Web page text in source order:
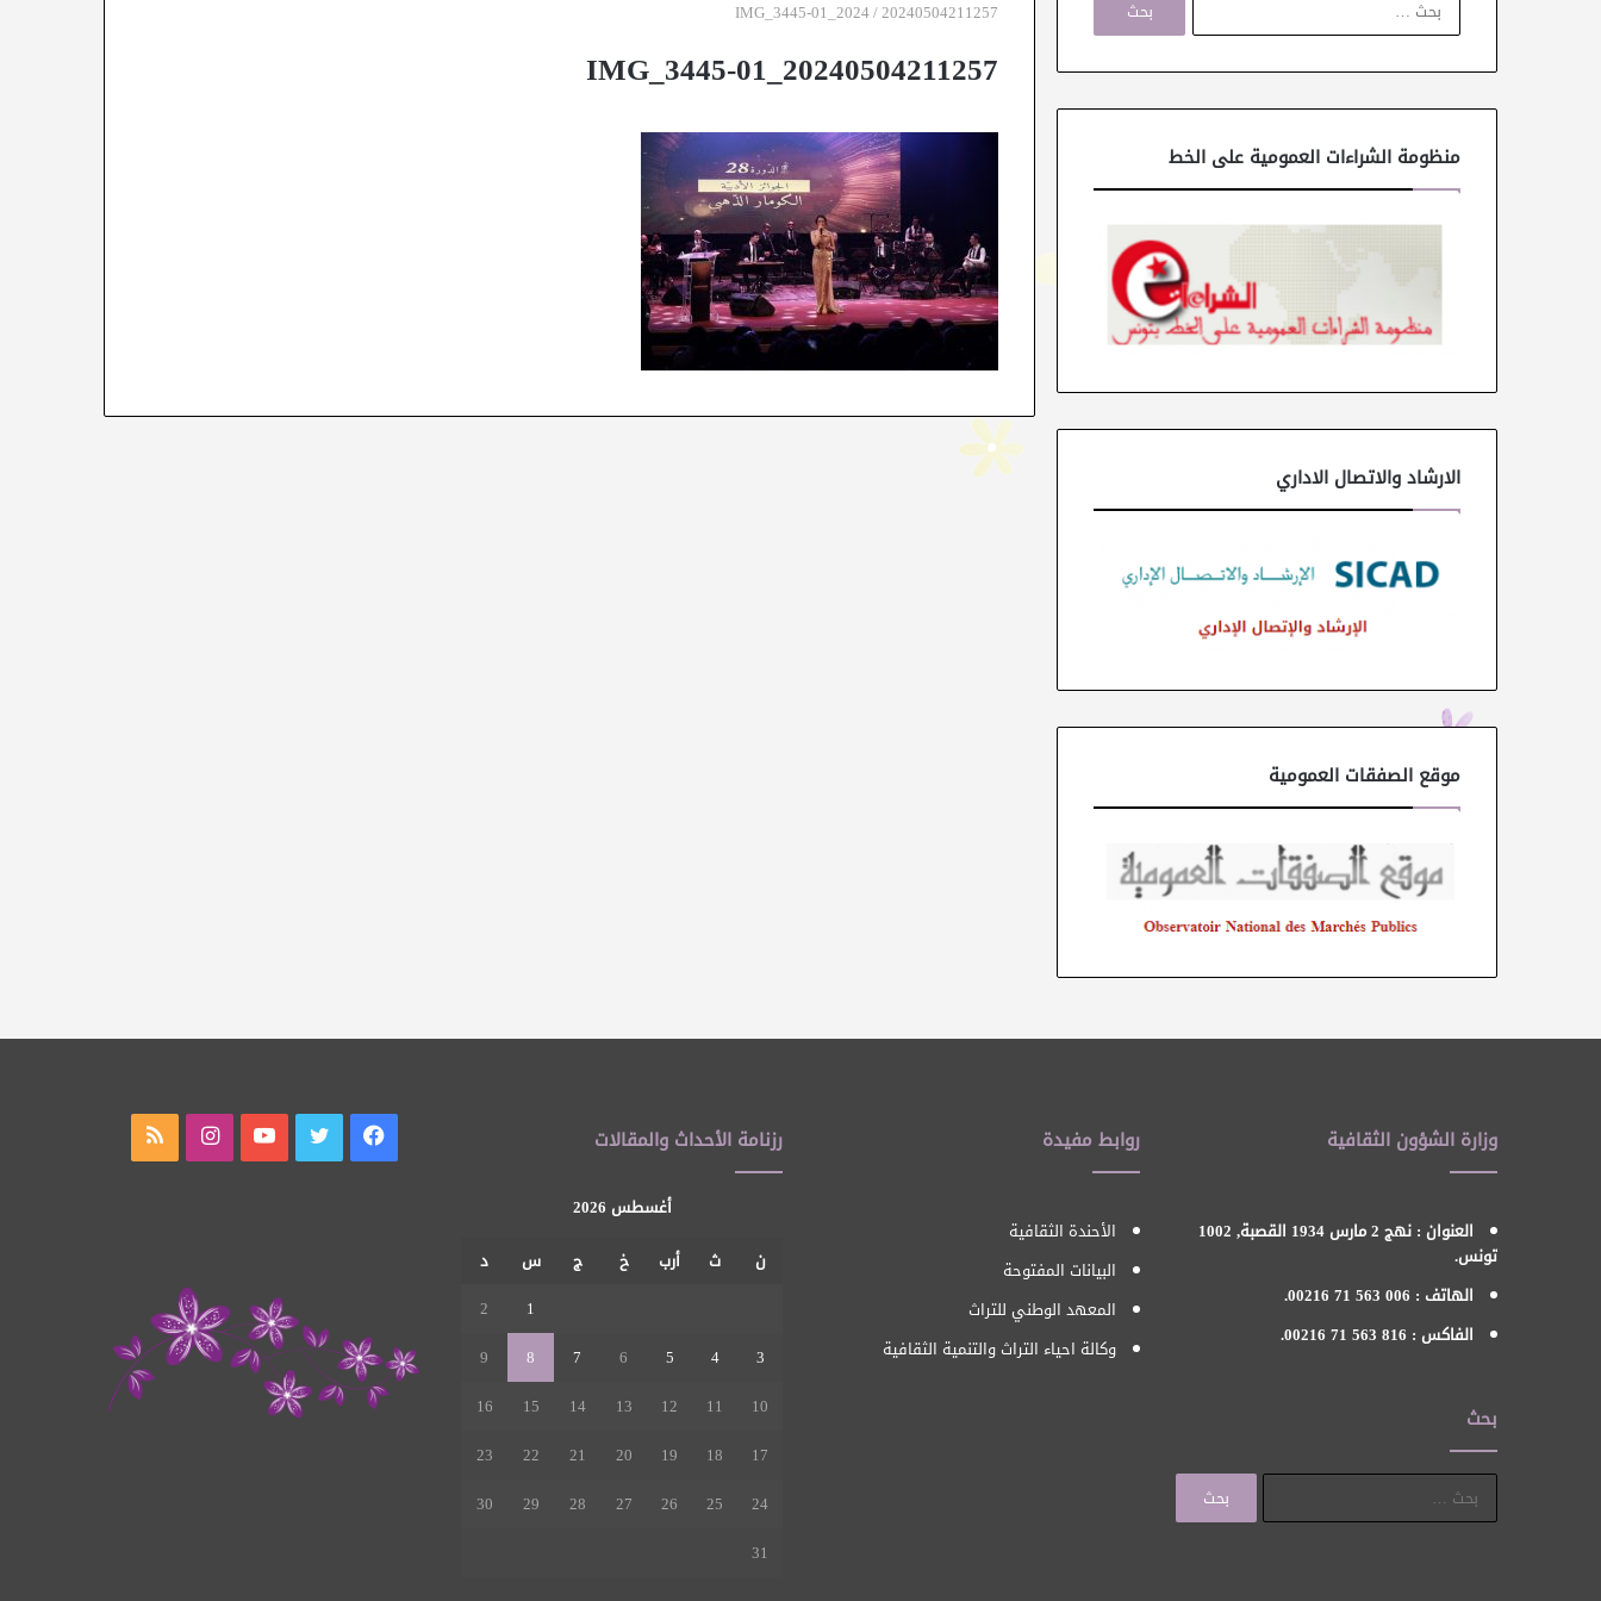
2024/20240504211257_IMG_3445-01
20240504211257_IMG_3445-01
ح
ن
منظومة الشراءات العمومية على الخط
الارشاد والاتصال الاداري
موقع الصفقات العمومية
وزارة الشؤون الثقافية
العنوان : نهج 2 مارس 1934 القصبة, 1002
تونس.
الهاتف : 006 563 71 00216.
الفاكس : 816 563 71 00216.
بحث
روابط مفيدة
الأحندة الثقافية
البيانات المفتوحة
المعهد الوطني للتراث
وكالة احياء التراث والتنمية الثقافية
رزنامة الأحداث والمقالات
أغسطس 2026
ن
ث أرب خ ج س
د
1
2
3
4
5
6
7
8
9
10
11
12
13
14
15
16
17
18
19
20
21
22
23
24
25
26
27
28
29
30
31
فيسبوك تويتر يوتيوب انستقرام